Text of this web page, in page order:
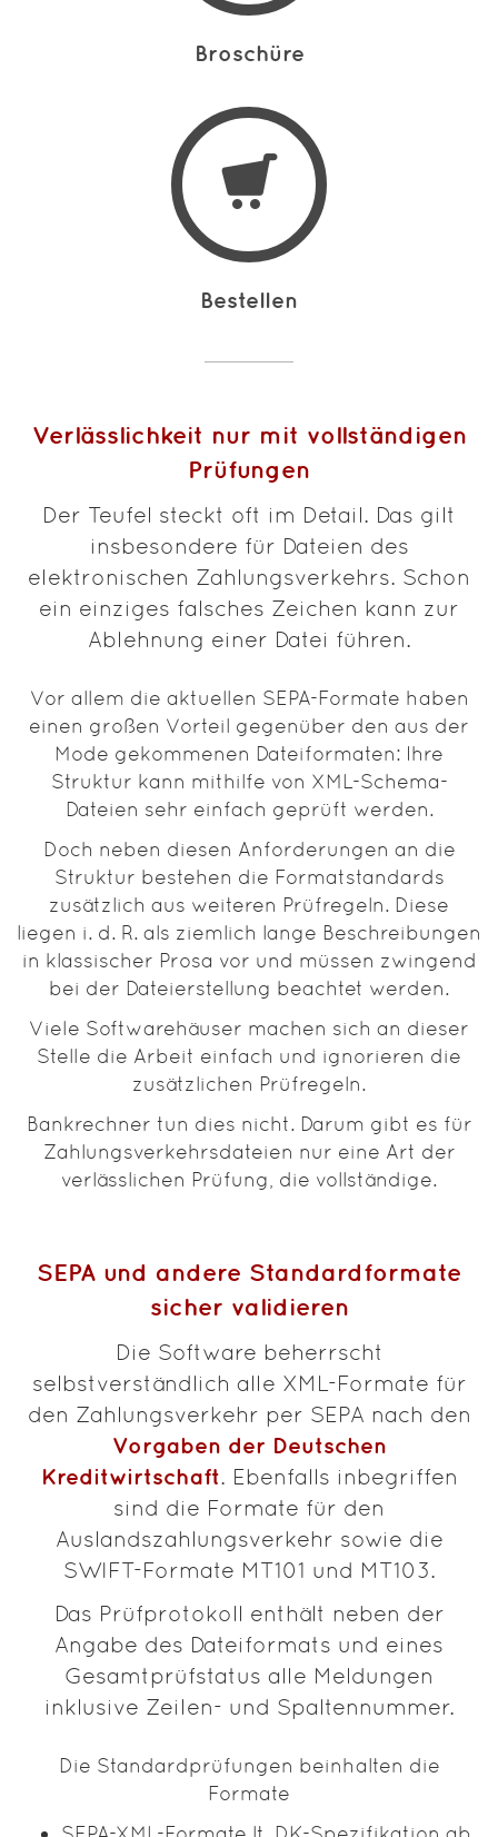
Broschüre
Bestellen
Verlässlichkeit nur mit vollständigen
Prüfungen
Der Teufel steckt oft im Detail. Das gilt
insbesondere für Dateien des
elektronischen Zahlungsverkehrs. Schon
ein einziges falsches Zeichen kann zur
Ablehnung einer Datei führen.
Vor allem die aktuellen SEPA-Formate haben
einen großen Vorteil gegenüber den aus der
Mode gekommenen Dateiformaten: Ihre
Struktur kann mithilfe von XML-Schema-
Dateien sehr einfach geprüft werden.
Doch neben diesen Anforderungen an die
Struktur bestehen die Formatstandards
zusätzlich aus weiteren Prüfregeln. Diese
liegen i. d. R. als ziemlich lange Beschreibungen
in klassischer Prosa vor und müssen zwingend
bei der Dateierstellung beachtet werden.
Viele Softwarehäuser machen sich an dieser
Stelle die Arbeit einfach und ignorieren die
zusätzlichen Prüfregeln.
Bankrechner tun dies nicht. Darum gibt es für
Zahlungsverkehrsdateien nur eine Art der
verlässlichen Prüfung, die vollständige.
SEPA und andere Standardformate
sicher validieren
Die Software beherrscht
selbstverständlich alle XML-Formate für
den Zahlungsverkehr per SEPA nach den
Vorgaben der Deutschen
Kreditwirtschaft. Ebenfalls inbegriffen
sind die Formate für den
Auslandszahlungsverkehr sowie die
SWIFT-Formate MT101 und MT103.
Das Prüfprotokoll enthält neben der
Angabe des Dateiformats und eines
Gesamtprüfstatus alle Meldungen
inklusive Zeilen- und Spaltennummer.
Die Standardprüfungen beinhalten die
Formate